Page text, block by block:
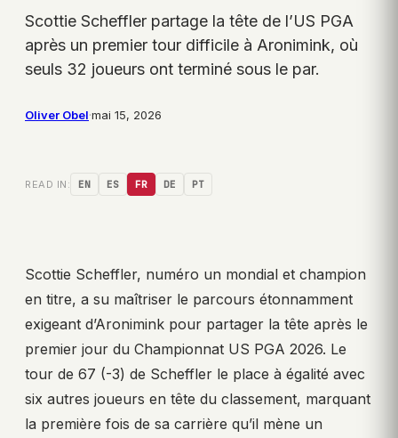
Scottie Scheffler partage la tête de l’US PGA
après un premier tour difficile à Aronimink, où
seuls 32 joueurs ont terminé sous le par.
Oliver Obel·mai 15, 2026
READ IN: EN ES FR DE PT
Scottie Scheffler, numéro un mondial et champion
en titre, a su maîtriser le parcours étonnamment
exigeant d’Aronimink pour partager la tête après le
premier jour du Championnat US PGA 2026. Le
tour de 67 (-3) de Scheffler le place à égalité avec
six autres joueurs en tête du classement, marquant
la première fois de sa carrière qu’il mène un